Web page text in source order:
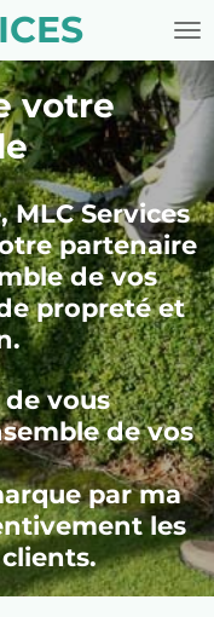
votre
MLC Services
partenaire
de vos
propreté et
vous
de vos
par ma
les